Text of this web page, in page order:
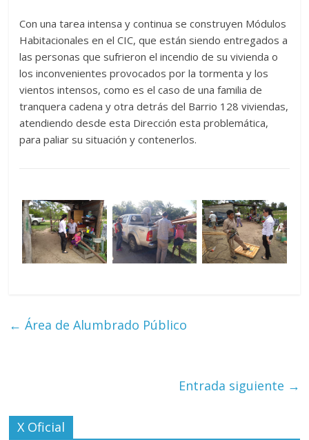
Con una tarea intensa y continua se construyen Módulos
Habitacionales en el CIC, que están siendo entregados a
las personas que sufrieron el incendio de su vivienda o
los inconvenientes provocados por la tormenta y los
vientos intensos, como es el caso de una familia de
tranquera cadena y otra detrás del Barrio 128 viviendas,
atendiendo desde esta Dirección esta problemática,
para paliar su situación y contenerlos.
← Área de Alumbrado Público
Entrada siguiente →
X Oficial